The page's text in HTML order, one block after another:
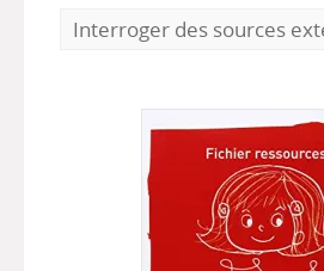
Interroger des sources